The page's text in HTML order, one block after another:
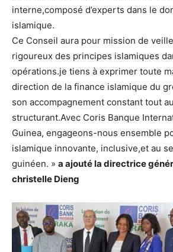
interne,composé d’experts dans le
islamique.
Ce Conseil aura pour mission de
rigoureux des principes islamiques
opérations.je tiens à exprimer toute
direction de la finance islamique du
son accompagnement constant tout
structurant.Avec Coris Banque
Guinea, engageons-nous ensemble
islamique innovante, inclusive,et au
guinéen. » a ajouté la directrice
christelle Dieng